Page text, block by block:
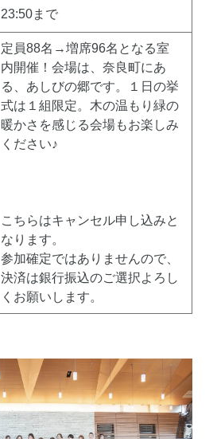
23:50まで
定員88名→増席96名となる室
内開催！会場は、奈良町にあ
る、あしびの郷です。１日の挙
式は１組限定。木の温もり緑の
暖かさを感じる会場もお楽しみ
ください♪
こちらはキャンセル申し込みと
なります。
参加確定ではありませんので、
決済は銀行振込のご選択よろし
くお願いします。